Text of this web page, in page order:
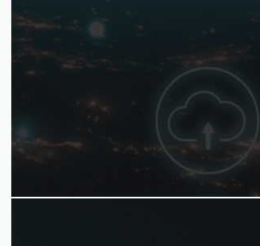
licenças e
subscriptions de
ativos de rede
alertas de
renovação
automatizados
ambientes